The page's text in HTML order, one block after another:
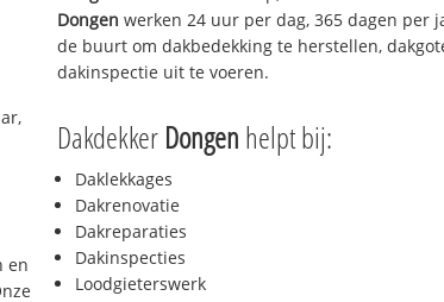
en
Dongen werken 24 uur per dag, 365 dagen per
de buurt om dakbedekking te herstellen,
dakinspectie uit te voeren.
Dakdekker Dongen helpt bij:
Daklekkages
Dakrenovatie
Dakreparaties
Dakinspecties
Loodgieterswerk